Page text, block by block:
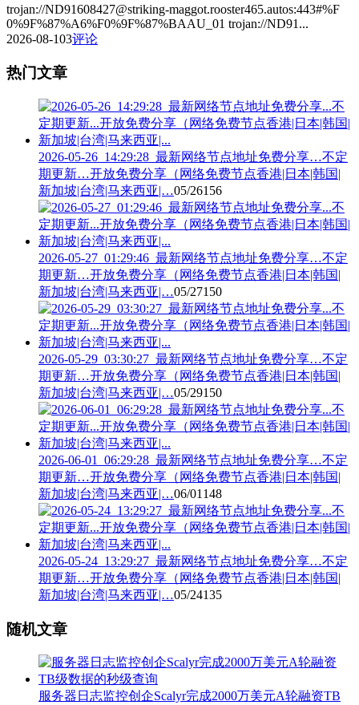
trojan://ND91608427@striking-maggot.rooster465.autos:443#%F
0%9F%87%A6%F0%9F%87%BAAU_01 trojan://ND91...
2026-08-103评论
热门文章
2026-05-26_14:29:28_最新网络节点地址免费分享…不定
期更新…开放免费分享（网络免费节点香港|日本|韩国|
新加坡|台湾|马来西亚|…05/26156
2026-05-27_01:29:46_最新网络节点地址免费分享…不定
期更新…开放免费分享（网络免费节点香港|日本|韩国|
新加坡|台湾|马来西亚|…05/27150
2026-05-29_03:30:27_最新网络节点地址免费分享…不定
期更新…开放免费分享（网络免费节点香港|日本|韩国|
新加坡|台湾|马来西亚|…05/29150
2026-06-01_06:29:28_最新网络节点地址免费分享…不定
期更新…开放免费分享（网络免费节点香港|日本|韩国|
新加坡|台湾|马来西亚|…06/01 148
2026-05-24_13:29:27_最新网络节点地址免费分享…不定
期更新…开放免费分享（网络免费节点香港|日本|韩国|
新加坡|台湾|马来西亚|…05/24135
随机文章
服务器日志监控创企Scalyr完成2000万美元A轮融资TB